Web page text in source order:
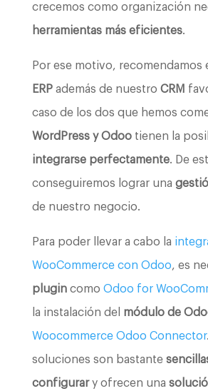
crecemos como organización
herramientas más eficientes.
Por ese motivo, recomendamos
ERPademás de nuestro CRM
caso de los dos que hemos
WordPress y Odootienen la
integrarse perfectamente. De
conseguiremos lograr una
de nuestro negocio.
Para poder llevar a cabo la
WooCommerce con Odoo, es
plugincomo Odoo for
la instalación del módulo de
Woocommerce Odoo Connector
soluciones son bastante
configurary ofrecen una